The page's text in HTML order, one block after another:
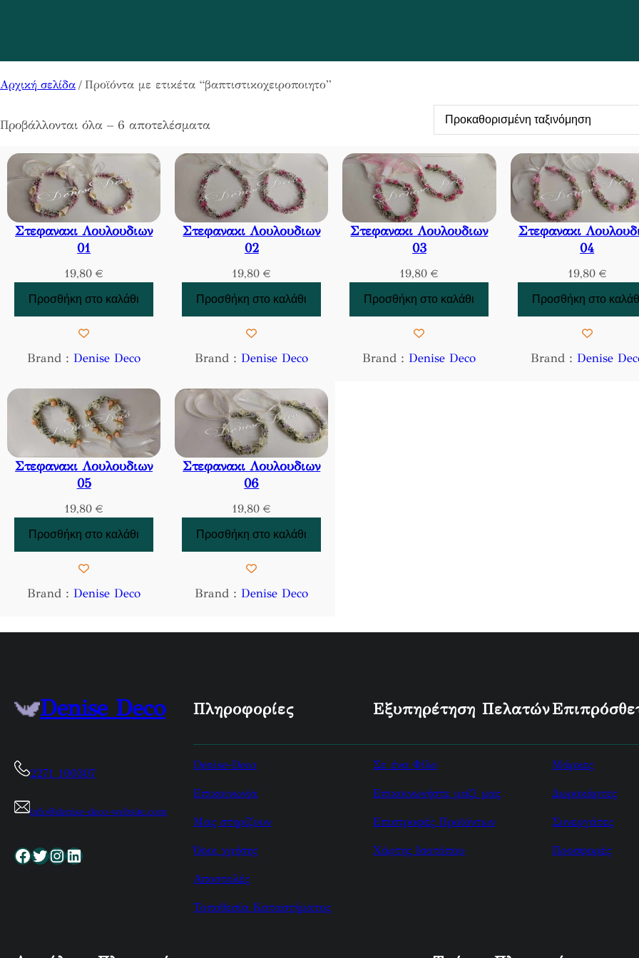
Αρχική σελίδα / Προϊόντα με ετικέτα “βαπτιστικοχειροποιητο”
Προβάλλονται όλα – 6 αποτελέσματα
Στεφανακι Λουλουδιων
01
19,80 €
Προσθήκη στο καλάθι
Brand :Denise Deco
Στεφανακι Λουλουδιων
02
19,80 €
Προσθήκη στο καλάθι
Brand :Denise Deco
Στεφανακι Λουλουδιων
03
19,80 €
Προσθήκη στο καλάθι
Brand :Denise Deco
Στεφανακι
04
19,80 €
Προσθήκη στο
Brand : Denise
Στεφανακι Λουλουδιων
05
19,80 €
Προσθήκη στο καλάθι
Brand :Denise Deco
Στεφανακι Λουλουδιων
06
19,80 €
Προσθήκη στο καλάθι
Brand :Denise Deco
Denise Deco
2271 100307
info@denise-deco-website.com
Facebook Twitter InstagramLinkedin
Πληροφορίες
Denise-Deco
Επικοινωνία
Μας στηρίζουν
Όροι χρήσης
Αποστολές
Τοποθεσία Καταστήματος
Εξυπηρέτηση Πελατών
Σε ένα Φίλο
Επικοινωνήστε μαζί μας
Επιστροφές Προϊόντων
Χάρτης Ισοτόπου
Μάρκες
Δωροκάρτες
Συνεργάτες
Προσφορές